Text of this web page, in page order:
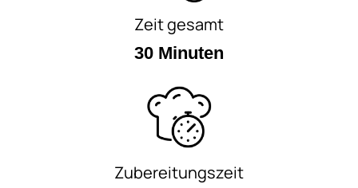
Zeit gesamt
30 Minuten
Zubereitungszeit